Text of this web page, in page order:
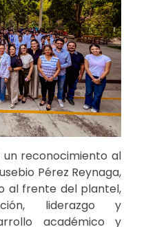
un reconocimiento al
Pérez Reynaga,
al frente del plantel,
liderazgo y
académico y